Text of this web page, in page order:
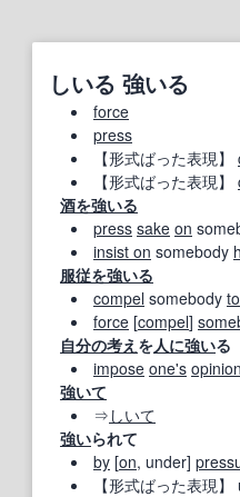
しいる 強いる
force
press
【形式ばった表現】
【形式ばった表現】
酒を強いる
press sake on
insist on somebody
服従を強いる
compel somebody to
force [compel]
自分の考え を人に強いる
impose one's opinion
強いて
⇒ しいて
強いられて
by [on, under]
【形式ばった表現】